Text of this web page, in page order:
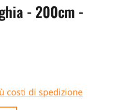
- 200cm -
costi di spedizione